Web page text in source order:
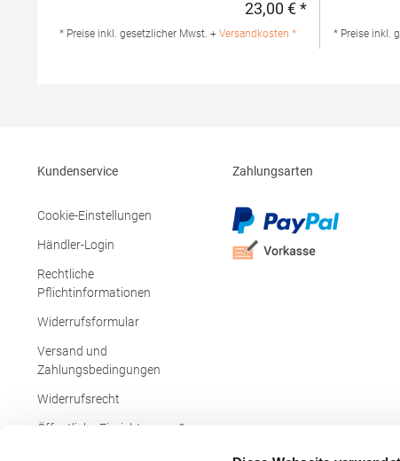
Verschluss und Reißverschluss-Vortasche
Längenverstellbarer Schultergurt mit
Regulärer Preis:
23,00 € *
* Preise inkl. gesetzlicher Mwst. + Versandkosten * * Preise inkl.
Kundenservice
Cookie-Einstellungen
Händler-Login
Rechtliche
Pflichtinformationen
Widerrufsformular
Versand und
Zahlungsbedingungen
Widerrufsrecht
Öffentliche Einrichtungen &
Zahlungsarten